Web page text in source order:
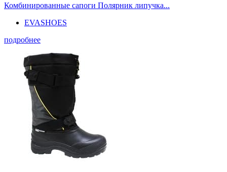
Комбинированные сапоги Полярник липучка...
EVASHOES
подробнее